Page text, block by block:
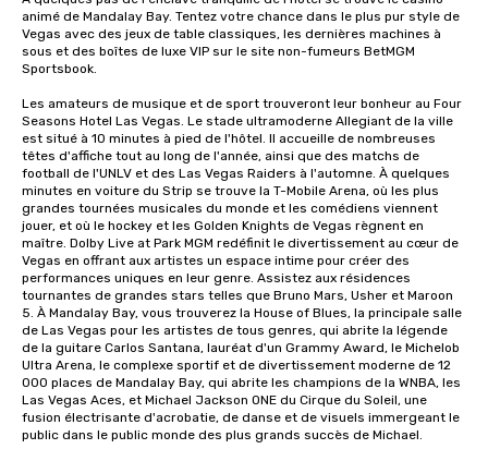
animé de Mandalay Bay. Tentez votre chance dans le plus pur style de
Vegas avec des jeux de table classiques, les dernières machines à
sous et des boîtes de luxe VIP sur le site non-fumeurs BetMGM
Sportsbook.
Les amateurs de musique et de sport trouveront leur bonheur au Four
Seasons Hotel Las Vegas. Le stade ultramoderne Allegiant de la ville
est situé à 10 minutes à pied de l'hôtel. Il accueille de nombreuses
têtes d'affiche tout au long de l'année, ainsi que des matchs de
football de l'UNLV et des Las Vegas Raiders à l'automne. À quelques
minutes en voiture du Strip se trouve la T-Mobile Arena, où les plus
grandes tournées musicales du monde et les comédiens viennent
jouer, et où le hockey et les Golden Knights de Vegas règnent en
maître. Dolby Live at Park MGM redéfinit le divertissement au cœur de
Vegas en offrant aux artistes un espace intime pour créer des
performances uniques en leur genre. Assistez aux résidences
tournantes de grandes stars telles que Bruno Mars, Usher et Maroon
5. À Mandalay Bay, vous trouverez la House of Blues, la principale salle
de Las Vegas pour les artistes de tous genres, qui abrite la légende
de la guitare Carlos Santana, lauréat d'un Grammy Award, le Michelob
Ultra Arena, le complexe sportif et de divertissement moderne de 12
000 places de Mandalay Bay, qui abrite les champions de la WNBA, les
Las Vegas Aces, et Michael Jackson ONE du Cirque du Soleil, une
fusion électrisante d'acrobatie, de danse et de visuels immergeant le
public dans le public monde des plus grands succès de Michael.